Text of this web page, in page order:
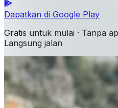
Dapatkan di Google Play
Gratis untuk mulai · Tanpa
Langsung jalan